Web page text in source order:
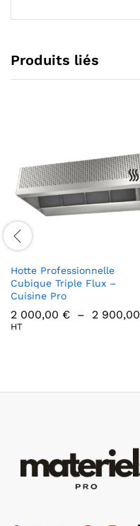
Produits liés
Hotte Professionnelle
Cubique Triple Flux –
Cuisine Pro
2 000,00 € – 2 900,00
HT